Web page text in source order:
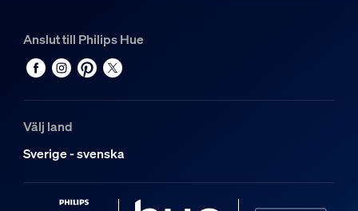
Anslut till Philips Hue
Välj land
Sverige - svenska